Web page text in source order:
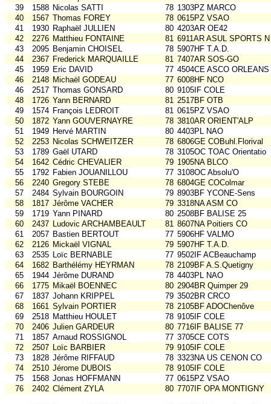
39
1588 Nicolas SATTI 78 1303PZ MARCO
40
1567 Thomas FOREY 78 0615PZ VSAO
41
1930 Raphaël JULLIEN 80 4203AR OE42
42
2276 Matthieu FONTAINE 81 6911AR ASUL SPORTS
43
2095 Benjamin CHOISEL 78 5907HF T.A.D.
44
2367 Frederick MARQUAILLE 81 7407AR SOS-GO
45
1959 Eric DAVID 77 4504CE ASCO ORLEANS
46
2148 Michaël GODEAU 77 6008HF NCO
46
2517 Thomas GONSARD 80 9105IF COLE
48
1726 Yann BERNARD 81 2517BF OTB
49
1574 François LEDROIT 81 0615PZ VSAO
50
1872 Yann GOUVERNAYRE 78 3810AR ORIENT'ALP
51
1949 Hervé MARTIN 80 4403PL NAO
52
2253 Nicolas SCHWEITZER 78 6806GE COBuhl.Florival
53
1789 Gaël UTARD 78 3105OC TOAC Orientatio
54
1642 Cédric CHEVALIER 79 1905NA BLCO
55
1792 Fabien JOUANILLOU 77 3108OC Absolu'O
56
2240 Gregory STEBE 78 6804GE COColmar
57
2484 Sylvain BOURGOIN 79 8903BF YCONE-Sens
58
1817 Jérôme VACHER 79 3318NA ASM CO
59
1719 Yann PINARD 80 2508BF BALISE 25
60
2437 Ludovic ARCHAMBEAULT 81 8607NA Poitiers CO
61
2057 Bastien BERTOUT 77 5906HF VALMO
62
2126 Mickaël VIGNAL 79 5907HF T.A.D.
63
2535 Loïc BERNABLE 77 9502IF ACBeauchamp
64
1682 Barthélémy HEYRMAN 78 2109BF A.S.Quetigny
65
1944 Jérôme DURAND 78 4403PL NAO
66
1775 Mikaël BOENNEC 80 2904BR Quimper 29
67
1837 Johann KRIPPEL 79 3502BR CRCO
68
1661 Sylvain PORTIER 78 2105BF ADOChenôve
69
2518 Matthieu HOULET 78 9105IF COLE
70
2406 Julien GARDEUR 80 7716IF BALISE 77
71
1857 Arnaud ROSSIGNOL 77 3705CE COTS
72
2507 Loïc BARBIER 79 9105IF COLE
73
1828 Jérôme RIFFAUD 78 3323NA US CENON CO
74
2510 Jérome DUBOIS 78 9105IF COLE
75
1568 Jonas HOFFMANN 77 0615PZ VSAO
76
2402 Clément ZYLA 80 7707IF OPA MONTIGNY